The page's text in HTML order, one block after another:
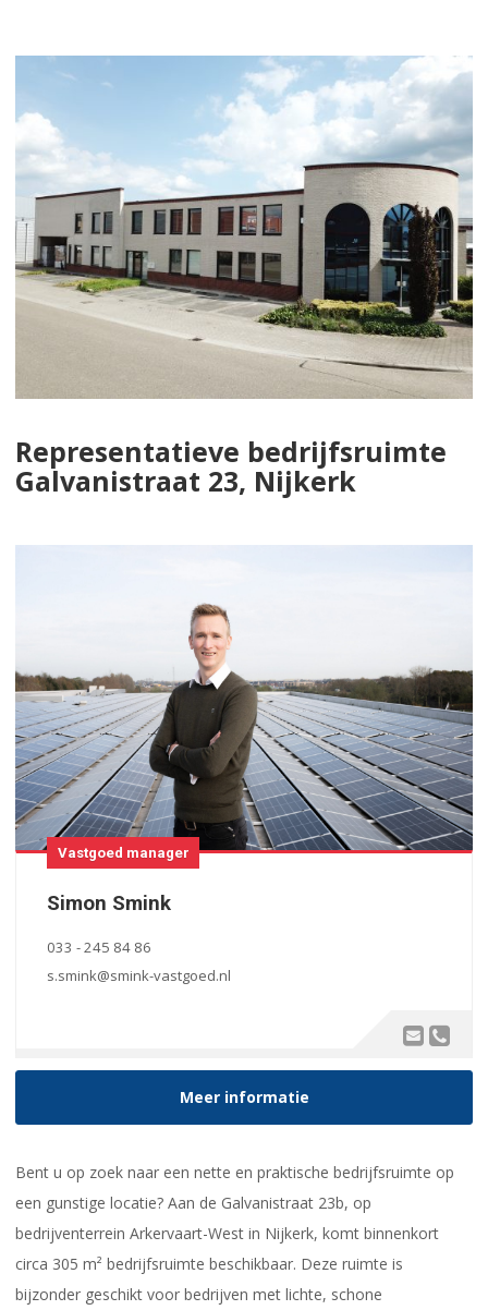
Representatieve bedrijfsruimte
Galvanistraat 23, Nijkerk
Vastgoed manager
Simon Smink
033 - 245 84 86
s.smink@smink-vastgoed.nl
Meer informatie
Bent u op zoek naar een nette en praktische bedrijfsruimte op
een gunstige locatie? Aan de Galvanistraat 23b, op
bedrijventerrein Arkervaart-West in Nijkerk, komt binnenkort
circa 305 m² bedrijfsruimte beschikbaar. Deze ruimte is
bijzonder geschikt voor bedrijven met lichte, schone